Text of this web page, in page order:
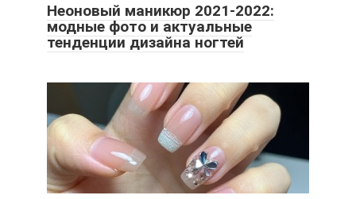
Неоновый маникюр 2021-2022:
модные фото и актуальные
тенденции дизайна ногтей